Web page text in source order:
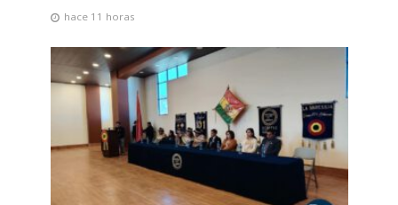
hace 11 horas